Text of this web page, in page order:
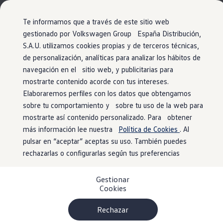
Te informamos que a través de este sitio web
gestionado por Volkswagen Group España Distribución,
S.A.U. utilizamos cookies propias y de terceros técnicas,
de personalización, analíticas para analizar los hábitos de
navegación en el sitio web, y publicitarias para
mostrarte contenido acorde con tus intereses.
Elaboraremos perfiles con los datos que obtengamos
sobre tu comportamiento y sobre tu uso de la web para
mostrarte así contenido personalizado. Para obtener
más información lee nuestra Política de Cookies . Al
pulsar en “aceptar” aceptas su uso. También puedes
rechazarlas o configurarlas según tus preferencias
Rechazar
Gestionar
Cookies
Ir
directamente
al contenido
Ir
directamente
al pie de
página
ComercialesConoce todos los modelos
Configura todos los modelos
Ver todos los modelos
Ver todos los modelos
Soluciones estandarizadas
Campers
Ofertas y stock
Ofertas para profesionales
Volkswagen nuevo en stock
Volkswagen de ocasión en stock
Ofertas para particulares
Volkswagen nuevo en stock
Volkswagen de ocasión
Eléctricos e híbridos
Simulador de autonomía
Simulador de carga
Ventajas para profesionales
Ventajas para particulares
Profesionales
My Leasing
Información
Principalesmejoras
Valores para WLTP
para nuevas homologaciones de motores y 09-
2018 para todos los vehículos.
Equipamiento opcional:
Se considera la
aerodinámica, la resistencia a la rodadura y la